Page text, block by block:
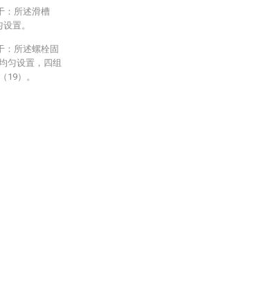
：所述滑槽
置。
：所述螺栓固
匀设置，四组
19）。